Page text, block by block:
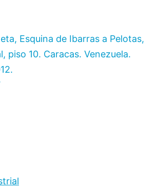
Esquina de Ibarras a Pelotas,
piso 10. Caracas. Venezuela.